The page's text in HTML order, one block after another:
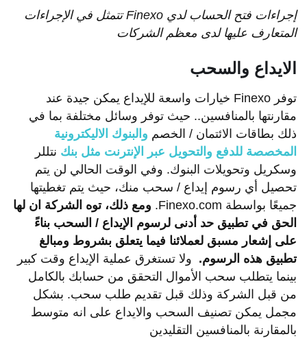
إجراءات فتح الحساب لدي Finexo تتمثل في الإجراءات
المتعارف عليها لدى معظم الشركات
الايداع والسحب
توفر Finexo خيارات واسعة للإيداع يمكن جيدة عند
مقارنتها بالمنافسين.. حيث توفر وسائل مختلفة بما في
ذلك بطاقات الائتمان / الخصم والبنوك الاليكترونية
المخصصة للدفع والتحويل عبر الإنترنت مثل بنك نتللر
وسكريل وتحويلات البنوك. وفي الوقت الحالي لن يتم
تحصيل أي رسوم إيداع / سحب منك، حيث يتم تغطيتها
جميعًا بواسطة Finexo.com.
ومع ذلك، توه الشركة ان لها
الحق في تطبيق حد أدنى لرسوم الإيداع / السحب بناءً
على إشعار مسبق لعملائنا فيما يتعلق بشروط ومبالغ
تطبيق هذه الرسوم. ولا تستغرق عملية الإيداع وقت كبير
بينما يتطلب سحب الأموال التحقق من حسابك بالكامل
من قبل الشركة وذلك قبل تقديم طلب سحب. بشكل
مجمل يمكن تصنيف السحب والايداع على انه متوسط
بالمقارنة بالمنافسين التقليدين